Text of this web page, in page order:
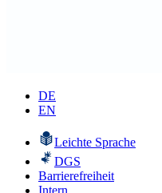
DE
EN
Leichte Sprache
DGS
Barrierefreiheit
Intern